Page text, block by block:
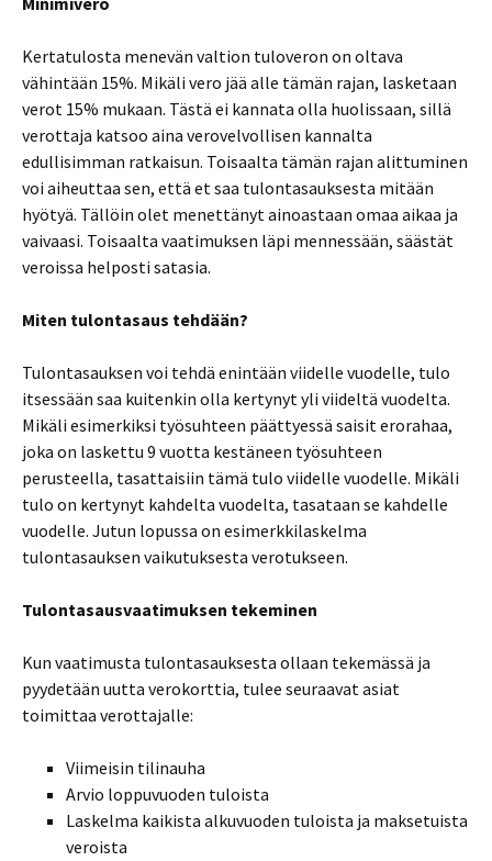
Kertatulosta menevän valtion tuloveron on oltava
vähintään 15%. Mikäli vero jää alle tämän rajan, lasketaan
verot 15% mukaan. Tästä ei kannata olla huolissaan, sillä
verottaja katsoo aina verovelvollisen kannalta
edullisimman ratkaisun. Toisaalta tämän rajan alittuminen
voi aiheuttaa sen, että et saa tulontasauksesta mitään
hyötyä. Tällöin olet menettänyt ainoastaan omaa aikaa ja
vaivaasi. Toisaalta vaatimuksen läpi mennessään, säästät
veroissa helposti satasia.
Miten tulontasaus tehdään?
Tulontasauksen voi tehdä enintään viidelle vuodelle, tulo
itsessään saa kuitenkin olla kertynyt yli viideltä vuodelta.
Mikäli esimerkiksi työsuhteen päättyessä saisit erorahaa,
joka on laskettu 9 vuotta kestäneen työsuhteen
perusteella, tasattaisiin tämä tulo viidelle vuodelle. Mikäli
tulo on kertynyt kahdelta vuodelta, tasataan se kahdelle
vuodelle. Jutun lopussa on esimerkkilaskelma
tulontasauksen vaikutuksesta verotukseen.
Tulontasausvaatimuksen tekeminen
Kun vaatimusta tulontasauksesta ollaan tekemässä ja
pyydetään uutta verokorttia, tulee seuraavat asiat
toimittaa verottajalle:
Viimeisin tilinauha
Arvio loppuvuoden tuloista
Laskelma kaikista alkuvuoden tuloista ja maksetuista
veroista